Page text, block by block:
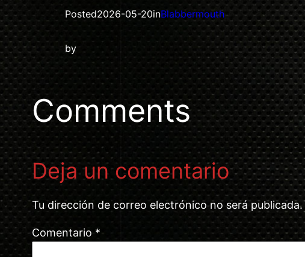
Posted2026-05-20inBlabbermouth
by
Comments
Deja un comentario
Tu dirección de correo electrónico no será publicada.
Comentario *